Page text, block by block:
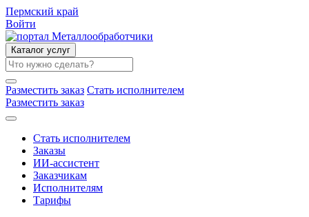
Пермский край
Войти
Каталог услуг
Разместить заказ Стать исполнителем
Разместить заказ
Стать исполнителем
Заказы
ИИ-ассистент
Заказчикам
Исполнителям
Тарифы